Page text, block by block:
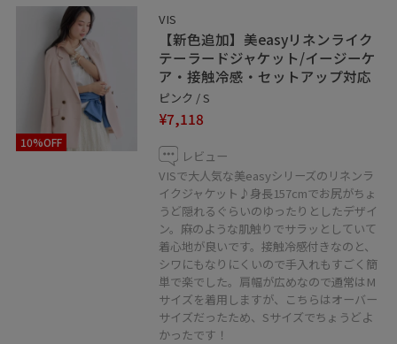
今回は美easyシリーズのピンクカラージャケットに、花
柄ワンピースとデニムと合わせてフェミニンカジュアル
なスタイリングにしてみました。甘めなコーデが好きな
方にもオススメです！またバッグにはVIS×31アイスクリ
ームとのコラボアイテムのキーホルダーも付けているの
もポイントです◎
VISでしか買えないコラボ商品なので、よかったらぜひ真
※もしよろしければお気に入り登録や、
フォローなどもしていただけると嬉しいです！
どうぞよろしくお願いします＊
Instagramも更新しているのでよかったらぜひ♪
10%OFF
VIS
【新色追加】美easyリネンライク
テーラードジャケット/イージーケ
ア・接触冷感・セットアップ対応
ピンク / S
¥7,118
レビュー
VISで大人気な美easyシリーズのリネンラ
イクジャケット♪身長157cmでお尻がちょ
うど隠れるぐらいのゆったりとしたデザイ
ン。麻のような肌触りでサラッとしていて
着心地が良いです。接触冷感付きなのと、
シワにもなりにくいので手入れもすごく簡
単で楽でした。肩幅が広めなので通常はM
サイズを着用しますが、こちらはオーバー
サイズだったため、Sサイズでちょうどよ
かったです！